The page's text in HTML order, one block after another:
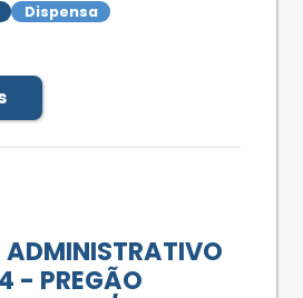
Dispensa
ADMINISTRATIVO
- PREGÃO